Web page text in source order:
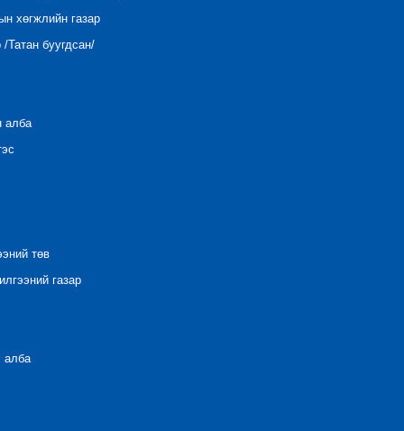
хөгжлийн газар
буугдсан/
алба
төв
газар
алба